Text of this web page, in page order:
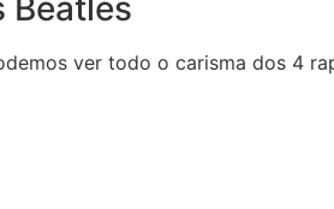
ver todo o carisma dos 4